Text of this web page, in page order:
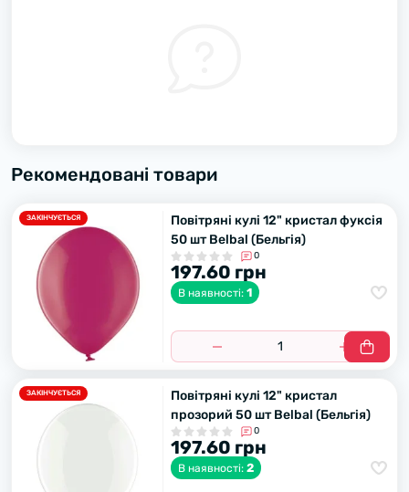
Рекомендовані товари
ЗАКІНЧУЄТЬСЯ
Повітряні кулі 12" кристал фуксія
50 шт Belbal (Бельгія)
0
197.60 грн
В наявності: 1
ЗАКІНЧУЄТЬСЯ
Повітряні кулі 12" кристал
прозорий 50 шт Belbal (Бельгія)
0
197.60 грн
В наявності: 2